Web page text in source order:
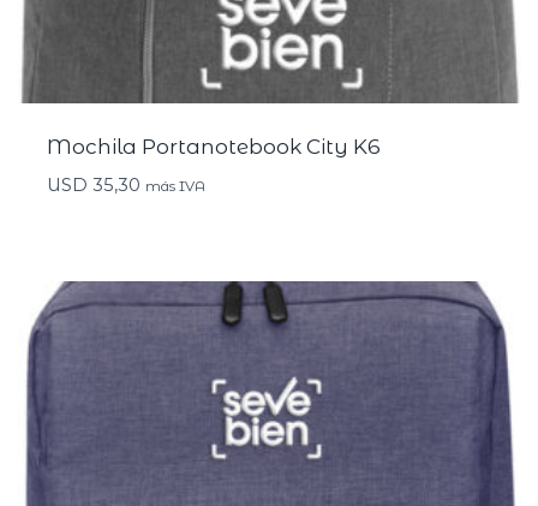
Mochila Portanotebook City K6
USD 35,30 más IVA